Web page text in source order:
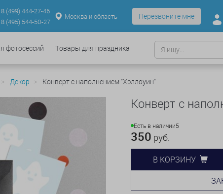
8 (499) 444-27-46
8 (495) 544-50-27
Москва и область Перезвоните мне
фотосессий Товары для праздника
Декор Конверт с наполнением "Хэллоуин"
Конверт с
Есть в наличии5
350 руб.
В КОРЗИНУ